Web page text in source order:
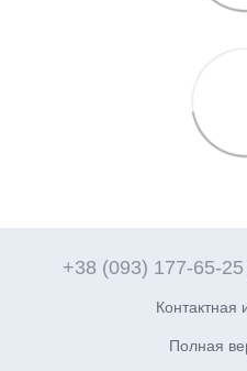
+38 (093) 177-65-25
Полная